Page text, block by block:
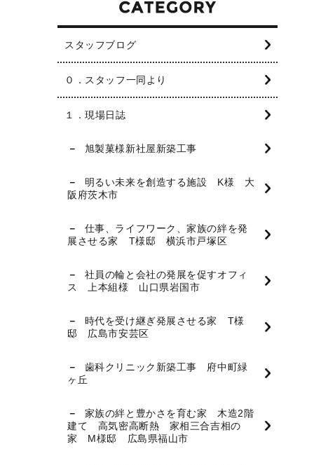
スタッフブログ
０．スタッフ一同より
１．現場日誌
旭製菓様新社屋新築工事
明るい未来を創造する施設 K様 大
阪府茨木市
仕事、ライフワーク、家族の絆を発
展させる家 T様邸 横浜市戸塚区
社員の輪と会社の発展を促すオフィ
ス 上本組様 山口県岩国市
時代を受け継ぎ発展させる家 T様
邸 広島市安芸区
歯科クリニック新築工事 府中町緑
ヶ丘
家族の絆と豊かさを育む家 木造2階
建て 高気密高断熱 家相三合吉相の
家 M様邸 広島県福山市